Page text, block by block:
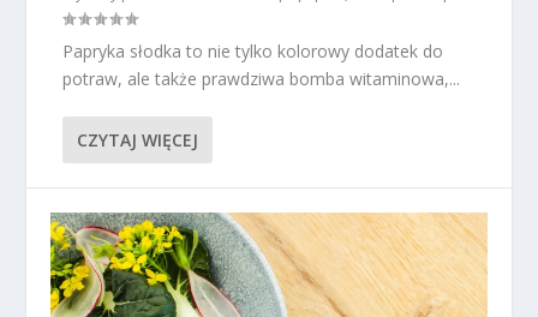
Papryka słodka to nie tylko kolorowy dodatek do
potraw, ale także prawdziwa bomba witaminowa,...
CZYTAJ WIĘCEJ